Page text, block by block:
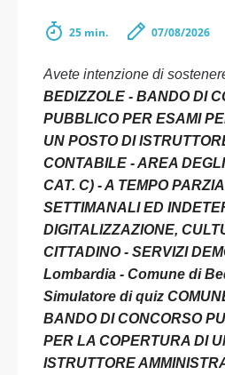
25 min. 07/08/2026
Avete intenzione di
BEDIZZOLE - BANDO DI
PUBBLICO PER ESAMI
UN POSTO DI
CONTABILE - AREA
CAT. C) - A TEMPO
SETTIMANALI ED
DIGITALIZZAZIONE,
CITTADINO - SERVIZI
Lombardia - Comune di
Simulatore di quiz
BANDO DI CONCORSO
PER LA COPERTURA DI
ISTRUTTORE